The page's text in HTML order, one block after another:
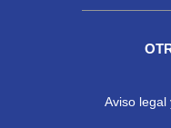
Aviso legal